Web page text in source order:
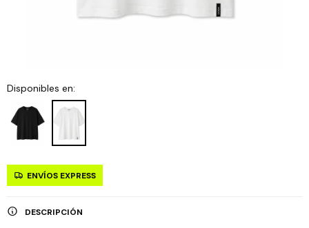
Disponibles en:
ENVÍOS EXPRESS
DESCRIPCIÓN